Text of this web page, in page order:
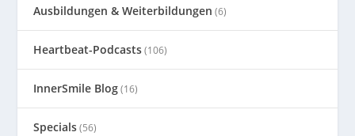
Ausbildungen & Weiterbildungen (6)
Heartbeat-Podcasts(106)
InnerSmile Blog(16)
Specials(56)